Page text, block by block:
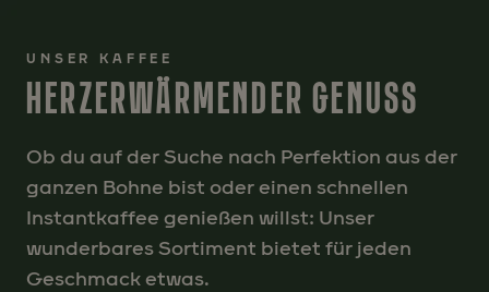
UNSER KAFFEE
HERZERWÄRMENDER GENUSS
Ob du auf der Suche nach Perfektion aus der
ganzen Bohne bist oder einen schnellen
Instantkaffee genießen willst: Unser
wunderbares Sortiment bietet für jeden
Geschmack etwas.